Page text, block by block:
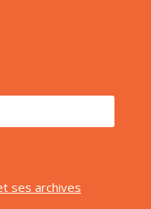
ses archives